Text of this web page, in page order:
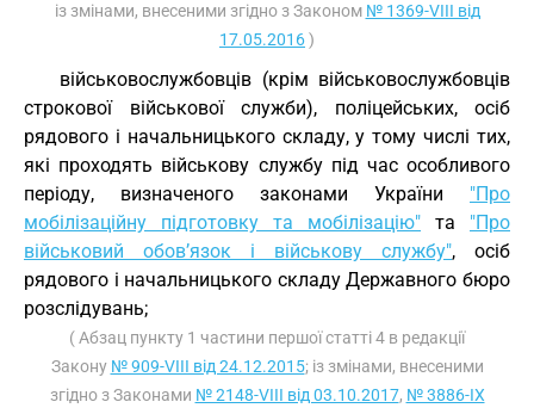
із змінами, внесеними згідно з Законом № 1369-VIII від
17.05.2016)
військовослужбовців (крім військовослужбовців
строкової військової служби), поліцейських, осіб
рядового і начальницького складу, у тому числі тих,
які проходять військову службу під час особливого
періоду, визначеного законами України "Про
мобілізаційну підготовку та мобілізацію" та "Про
військовий обов’язок і військову службу", осіб
рядового і начальницького складу Державного бюро
розслідувань;
( Абзац пункту 1 частини першої статті 4 в редакції
Закону № 909-VIII від 24.12.2015; із змінами, внесеними
згідно з Законами № 2148-VIII від 03.10.2017, № 3886-IX